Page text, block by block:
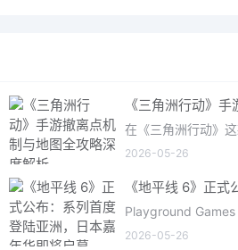
2026-05-26
2026-05-26